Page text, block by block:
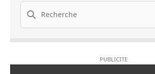
Recherche